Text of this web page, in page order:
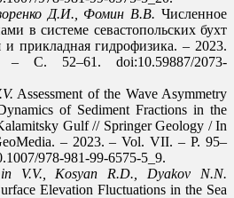
Д.И., Фомин В.В. Численное
в системе севастопольских бухт
прикладная гидрофизика. – 2023.
52–61. doi:10.59887/2073-
Assessment of the Wave Asymmetry
of Sediment Fractions in the
Gulf // Springer Geology / In
– 2023. – Vol. VII. – P. 95–
978-981-99-6575-5_9.
V.V., Kosyan R.D., Dyakov N.N.
Elevation Fluctuations in the Sea